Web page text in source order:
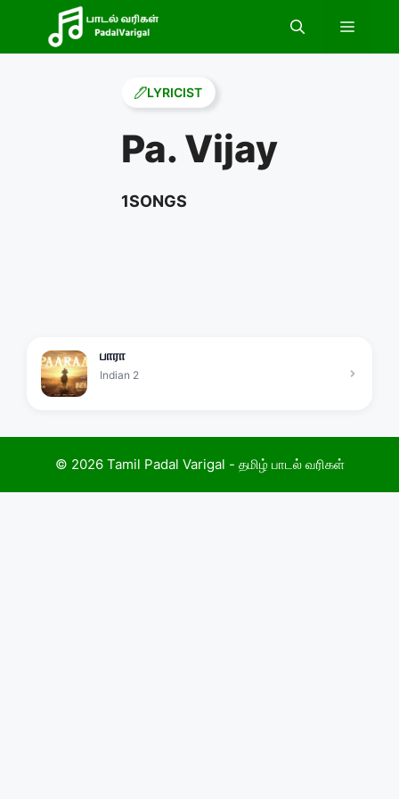
content
Menu
LYRICIST
Pa. Vijay
1SONGS
பாரா
Indian 2
© 2026 Tamil Padal Varigal - தமிழ் பாடல் வரிகள்